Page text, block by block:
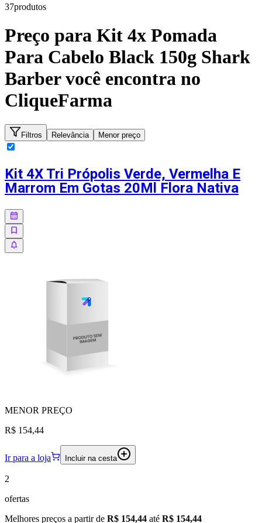
37produtos
Preço para Kit 4x Pomada
Para Cabelo Black 150g Shark
Barbervocê encontra no
CliqueFarma
Filtros Relevância Menor preço
Kit 4X Tri Própolis Verde, Vermelha E
Marrom Em Gotas 20Ml Flora Nativa
MENOR PREÇO
R$ 154,44
Ir para a loja Incluir na cesta
2
ofertas
Melhores preços a partir de R$ 154,44 até R$ 154,44